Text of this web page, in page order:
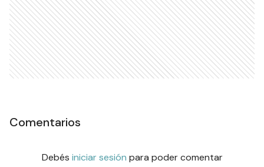
Comentarios
Debés iniciar sesión para poder comentar